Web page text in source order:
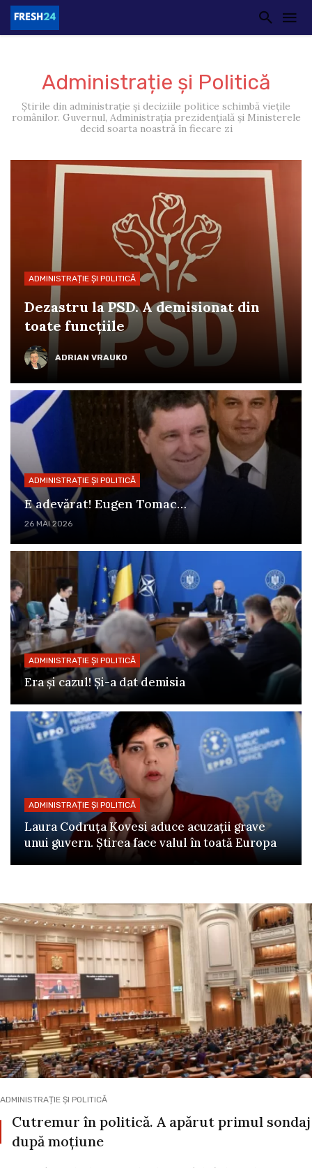
Administrație și Politică
Știrile din administrație și deciziile politice schimbă viețile
românilor. Guvernul, Administrația prezidențială și Ministerele
decid soarta noastră în fiecare zi
ADMINISTRAȚIE ȘI POLITICĂ
Dezastru la PSD. A demisionat din
toate funcțiile
ADRIAN VRAUKO
ADMINISTRAȚIE ȘI POLITICĂ
E adevărat! Eugen Tomac…
26 MAI 2026
ADMINISTRAȚIE ȘI POLITICĂ
Era și cazul! Și-a dat demisia
ADMINISTRAȚIE ȘI POLITICĂ
Laura Codruța Kovesi aduce acuzații grave
unui guvern. Știrea face valul în toată Europa
ADMINISTRAȚIE ȘI POLITICĂ
Cutremur în politică. A apărut primul sondaj
după moțiune